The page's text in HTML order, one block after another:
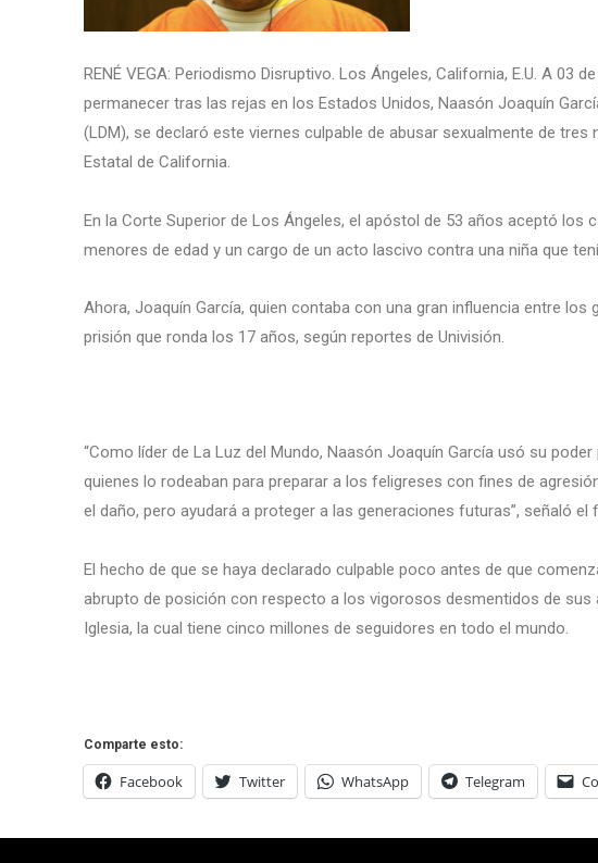
RENÉ VEGA: Periodismo Disruptivo. Los Ángeles, California, E.U. A 03
permanecer tras las rejas en los Estados Unidos, Naasón Joaquín
(LDM), se declaró este viernes culpable de abusar sexualmente de
Estatal de California.
En la Corte Superior de Los Ángeles, el apóstol de 53 años aceptó los
menores de edad y un cargo de un acto lascivo contra una niña que
Ahora, Joaquín García, quien contaba con una gran influencia entre
prisión que ronda los 17 años, según reportes de Univisión.
“Como líder de La Luz del Mundo, Naasón Joaquín García usó su
quienes lo rodeaban para preparar a los feligreses con fines de
el daño, pero ayudará a proteger a las generaciones futuras”, señaló el
El hecho de que se haya declarado culpable poco antes de que
abrupto de posición con respecto a los vigorosos desmentidos de sus
Iglesia, la cual tiene cinco millones de seguidores en todo el mundo.
Comparte esto:
Facebook Twitter WhatsApp Telegram